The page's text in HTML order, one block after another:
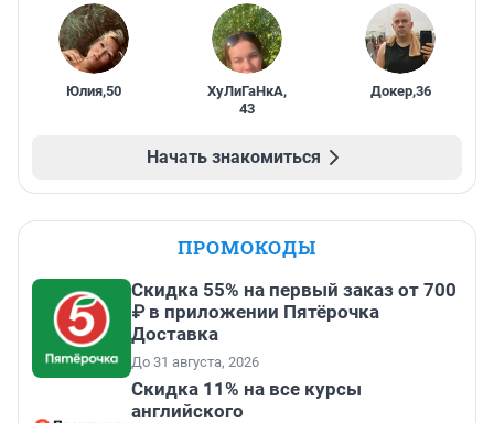
Юлия,50 ХуЛиГаНкА,
43
Докер,36
Начать знакомиться
ПРОМОКОДЫ
Скидка 55% на первый заказ от 700
₽ в приложении Пятёрочка
Доставка
До 31 августа, 2026
Скидка 11% на все курсы
английского